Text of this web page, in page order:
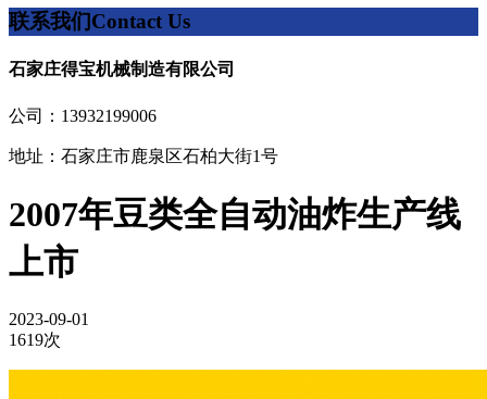
联系我们Contact Us
石家庄得宝机械制造有限公司
公司：13932199006
地址：石家庄市鹿泉区石柏大街1号
2007年豆类全自动油炸生产线
上市
2023-09-01
1619次